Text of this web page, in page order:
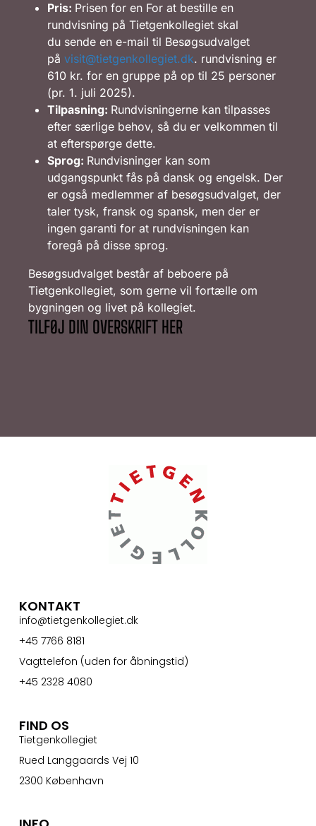
Pris: Prisen for en For at bestille en
rundvisning på Tietgenkollegiet skal
du sende en e-mail til Besøgsudvalget
påvisit@tietgenkollegiet.dk. rundvisning er
610 kr. for en gruppe på op til 25 personer
(pr. 1. juli 2025).
Tilpasning: Rundvisningerne kan tilpasses
efter særlige behov, så du er velkommen til
at efterspørge dette.
Sprog: Rundvisninger kan som
udgangspunkt fås på dansk og engelsk. Der
er også medlemmer af besøgsudvalget, der
taler tysk, fransk og spansk, men der er
ingen garanti for at rundvisningen kan
foregå på disse sprog.
Besøgsudvalget består af beboere på
Tietgenkollegiet, som gerne vil fortælle om
bygningen og livet på kollegiet.
TILFØJ DIN OVERSKRIFT HER
KONTAKT
info@tietgenkollegiet.dk
+45 7766 8181
Vagttelefon (uden for åbningstid)
+45 2328 4080
FIND OS
Tietgenkollegiet
Rued Langgaards Vej 10
2300 København